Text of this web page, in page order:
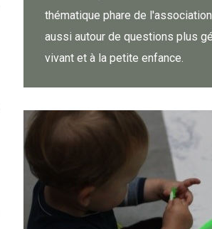
thématique phare de
aussi autour de questions plus
vivant et à la petite enfance.